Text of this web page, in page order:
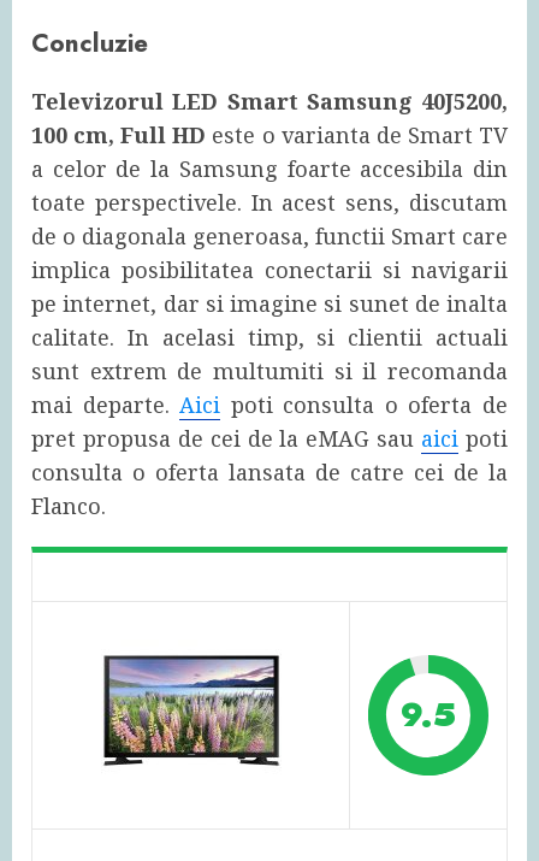
Concluzie
Televizorul LED Smart Samsung 40J5200,
100 cm, Full HD este o varianta de Smart TV
a celor de la Samsung foarte accesibila din
toate perspectivele. In acest sens, discutam
de o diagonala generoasa, functii Smart care
implica posibilitatea conectarii si navigarii
pe internet, dar si imagine si sunet de inalta
calitate. In acelasi timp, si clientii actuali
sunt extrem de multumiti si il recomanda
mai departe.Aici poti consulta o oferta de
pret propusa de cei de la eMAG sau aici poti
consulta o oferta lansata de catre cei de la
Flanco.
9.5